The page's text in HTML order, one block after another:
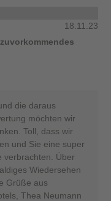
18.11.23
die daraus
möchten wir
Toll, dass wir
und Sie eine super
verbrachten. Über
Wiedersehen
Grüße aus
Thea Neumann